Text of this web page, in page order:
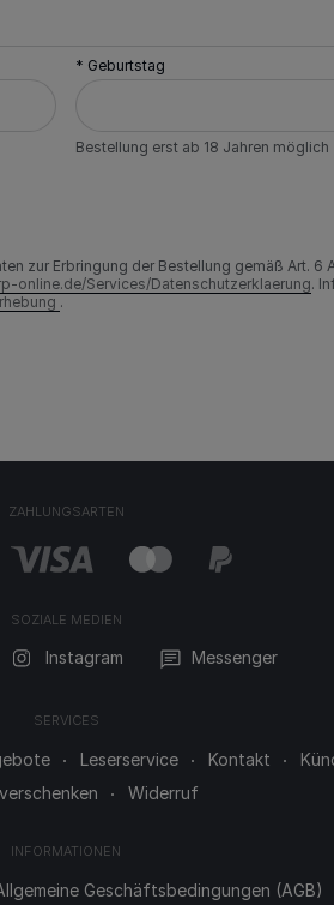
* Geburtstag
Bestellung erst ab 18 Jahren möglich
zur Erbringung der Bestellung gemäß Art. 6
online.de/Services/Datenschutzerklaerung.
.
ZAHLUNGSARTEN
SOZIALE MEDIEN
Instagram Messenger
SERVICES
Leserservice Kontakt
Widerruf
INFORMATIONEN
Geschäftsbedingungen (AGB)